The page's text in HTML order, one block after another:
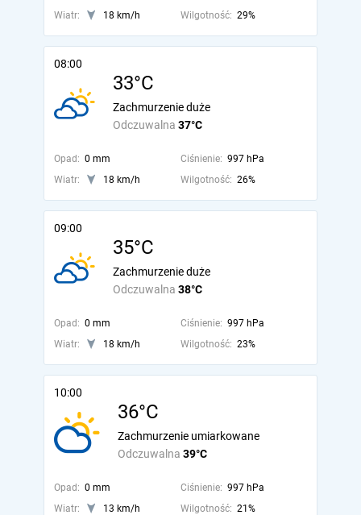
Wiatr: 18 km/h Wilgotność: 29%
08:00
33°C
Odczuwalna 37°C
Zachmurzenie duże
Opad: 0 mm Ciśnienie: 997 hPa
Wiatr:
18 km/h Wilgotność: 26%
09:00
35°C
Odczuwalna 38°C
Zachmurzenie duże
Opad: 0 mm Ciśnienie: 997 hPa
Wiatr:
18 km/h Wilgotność: 23%
10:00
36°C
Odczuwalna 39°C
Zachmurzenie umiarkowane
Opad: 0 mm Ciśnienie: 997 hPa
Wiatr:
13 km/h Wilgotność: 21%